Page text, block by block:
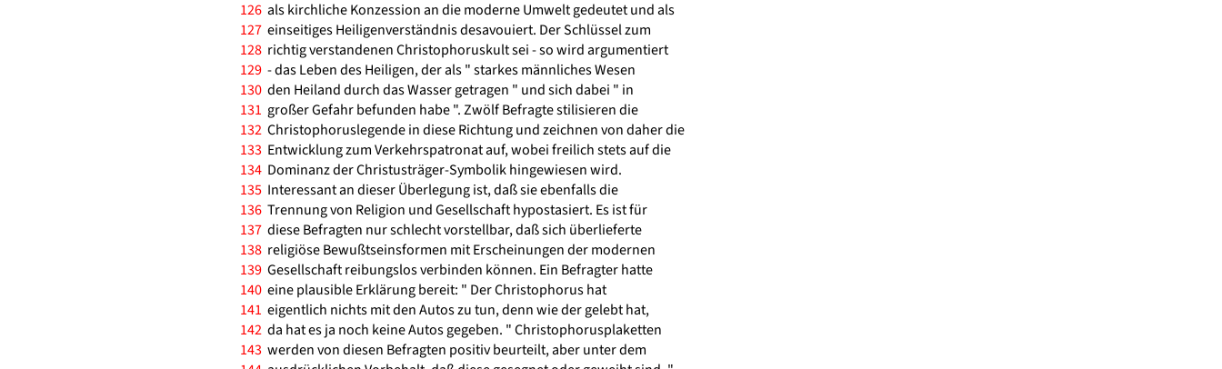
126 als kirchliche Konzession an die moderne Umwelt gedeutet und als
127 einseitiges Heiligenverständnis desavouiert. Der Schlüssel zum
128 richtig verstandenen Christophoruskult sei - so wird argumentiert
129 - das Leben des Heiligen, der als " starkes männliches Wesen
130 den Heiland durch das Wasser getragen " und sich dabei " in
131 großer Gefahr befunden habe ". Zwölf Befragte stilisieren die
132 Christophoruslegende in diese Richtung und zeichnen von daher die
133 Entwicklung zum Verkehrspatronat auf, wobei freilich stets auf die
134 Dominanz der Christusträger-Symbolik hingewiesen wird.
135 Interessant an dieser Überlegung ist, daß sie ebenfalls die
136 Trennung von Religion und Gesellschaft hypostasiert. Es ist für
137 diese Befragten nur schlecht vorstellbar, daß sich überlieferte
138 religiöse Bewußtseinsformen mit Erscheinungen der modernen
139 Gesellschaft reibungslos verbinden können. Ein Befragter hatte
140 eine plausible Erklärung bereit: " Der Christophorus hat
141 eigentlich nichts mit den Autos zu tun, denn wie der gelebt hat,
142 da hat es ja noch keine Autos gegeben. " Christophorusplaketten
143 werden von diesen Befragten positiv beurteilt, aber unter dem